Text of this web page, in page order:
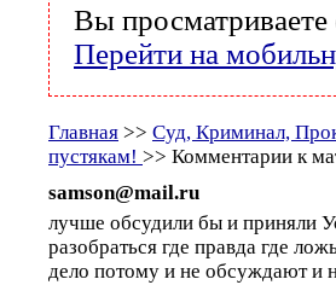
Вы
Перейти на
Главная >> Суд, Криминал,
пустякам! >> Комментарии к
samson@mail.ru
лучше обсудили бы и приняли
разобраться где правда где
дело потому и не обсуждают и